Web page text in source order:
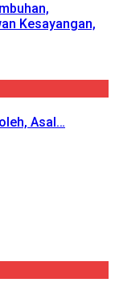
Kesayangan,
Asal…